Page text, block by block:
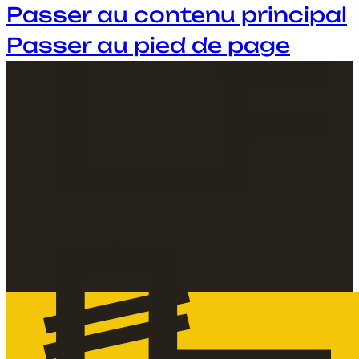
Passer au contenu principal
Passer au pied de page